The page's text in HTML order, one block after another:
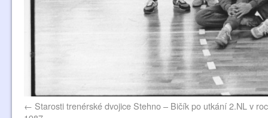
Starosti trenérské dvojice Stehno – Bičík po utkání 2.NL v